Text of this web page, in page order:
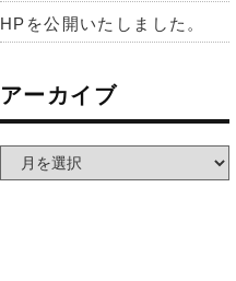
HPを公開いたしました。
アーカイブ